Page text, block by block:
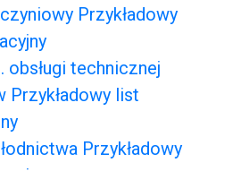
Przykładowy
obsługi technicznej
Przykładowy list
Przykładowy